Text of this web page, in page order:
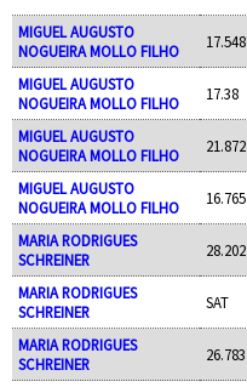
MIGUEL AUGUSTO
NOGUEIRA MOLLO FILHO
17.548
MIGUEL AUGUSTO
NOGUEIRA MOLLO FILHO
17.38
MIGUEL AUGUSTO
NOGUEIRA MOLLO FILHO
21.872
MIGUEL AUGUSTO
NOGUEIRA MOLLO FILHO
16.765
MARIA RODRIGUES
SCHREINER
28.202
MARIA RODRIGUES
SCHREINER
SAT
MARIA RODRIGUES
SCHREINER
26.783